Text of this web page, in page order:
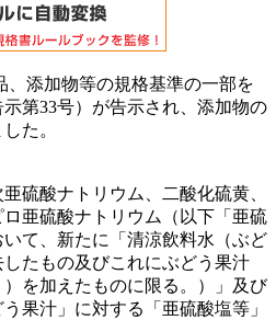
、添加物等の規格基準の一部を
第33号）が告示され、添加物の
た。
硫酸ナトリウム、二酸化硫黄、
亜硫酸ナトリウム（以下「亜硫
て、新たに「清涼飲料水（ぶど
たもの及びこれにぶどう果汁
）を加えたものに限る。）」及び
果汁」に対する「亜硫酸塩等」